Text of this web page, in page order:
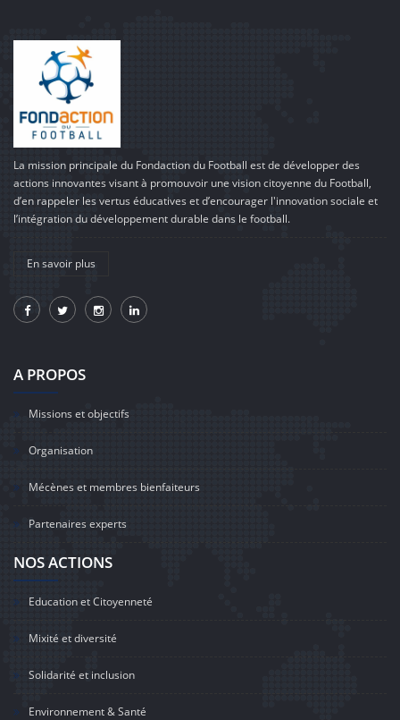
La mission principale du Fondaction du Football est de développer des
actions innovantes visant à promouvoir une vision citoyenne du Football,
d’en rappeler les vertus éducatives et d’encourager l'innovation sociale et
l’intégration du développement durable dans le football.
En savoir plus
A PROPOS
Missions et objectifs
Organisation
Mécènes et membres bienfaiteurs
Partenaires experts
NOS ACTIONS
Education et Citoyenneté
Mixité et diversité
Solidarité et inclusion
Environnement & Santé